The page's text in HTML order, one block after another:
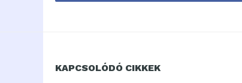
KAPCSOLÓDÓ CIKKEK